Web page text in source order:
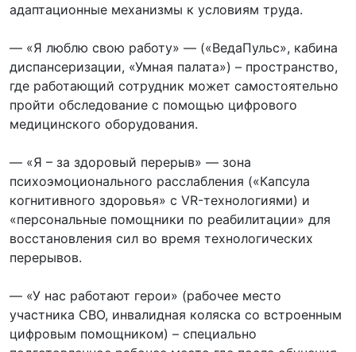
адаптационные механизмы к условиям труда.
— «Я люблю свою работу» — («ВедаПульс», кабина
диспансеризации, «Умная палата») – пространство,
где работающий сотрудник может самостоятельно
пройти обследование с помощью цифрового
медицинского оборудования.
— «Я – за здоровый перерыв» — зона
психоэмоционального расслабления («Капсула
когнитивного здоровья» с VR-технологиями) и
«персональные помощники по реабилитации» для
восстановления сил во время технологических
перерывов.
— «У нас работают герои» (рабочее место
участника СВО, инвалидная коляска со встроенным
цифровым помощником) – специально